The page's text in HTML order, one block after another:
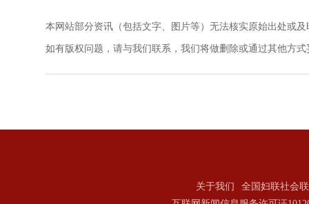
本网站部分资讯（包括文字、图片等）无法核实原始出处或
如有版权问题，请与我们联系，我们将做删除或通过其他方式
关于我们
全国妇联社会